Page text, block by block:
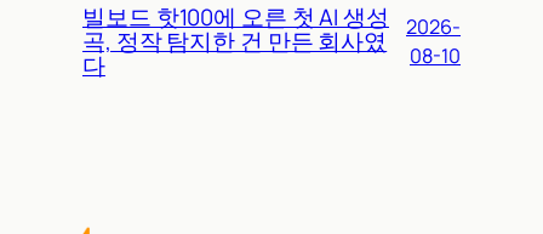
빌보드 핫100에 오른 첫 AI 생성
곡, 정작 탐지한 건 만든 회사였
다
2026-
08-10